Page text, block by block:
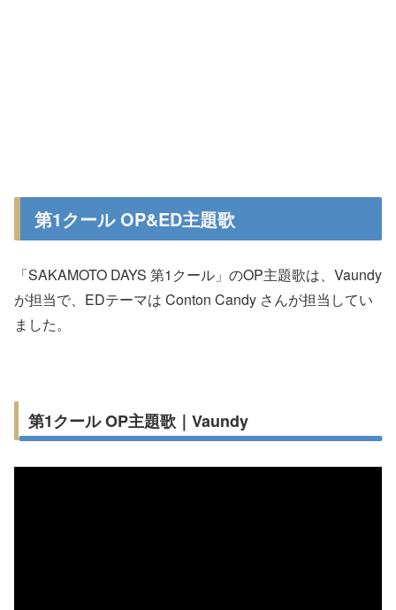
第1クール OP&ED主題歌
「SAKAMOTO DAYS 第1クール」のOP主題歌は、Vaundy
が担当で、EDテーマは Conton Candy さんが担当してい
ました。
第1クール OP主題歌｜Vaundy